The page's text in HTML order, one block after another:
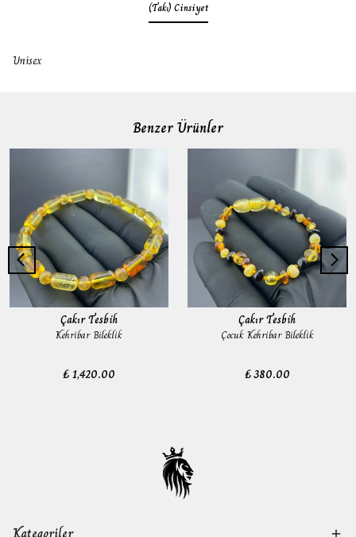
(Takı) Cinsiyet
Unisex
Benzer Ürünler
Çakır Tesbih
Kehribar Bileklik
₺ 1,420.00
Çakır Tesbih
Çocuk Kehribar Bileklik
₺ 380.00